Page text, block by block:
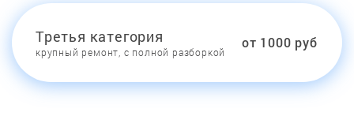
Третья категория
крупный ремонт, с полной разборкой
от 1000 руб